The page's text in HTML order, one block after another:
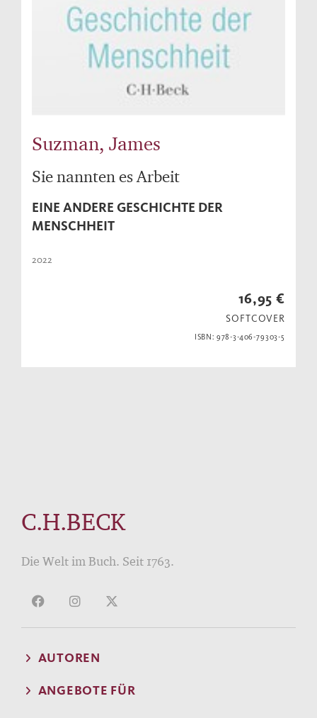
Suzman, James
Sie nannten es Arbeit
EINE ANDERE GESCHICHTE DER
MENSCHHEIT
2022
16,95 €
SOFTCOVER
ISBN: 978-3-406-79303-5
C.H.BECK
Die Welt im Buch. Seit 1763.
AUTOREN
ANGEBOTE FÜR